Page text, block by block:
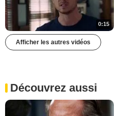
0:15
Afficher les autres vidéos
Découvrez aussi